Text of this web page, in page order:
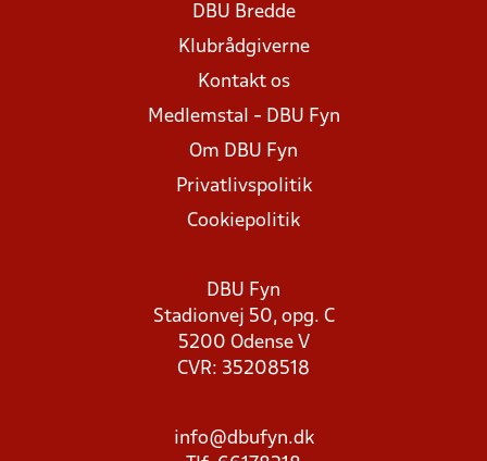
DBU Bredde
Klubrådgiverne
Kontakt os
Medlemstal - DBU Fyn
Om DBU Fyn
Privatlivspolitik
Cookiepolitik
DBU Fyn
Stadionvej 50, opg. C
5200 Odense V
CVR: 35208518
info@dbufyn.dk